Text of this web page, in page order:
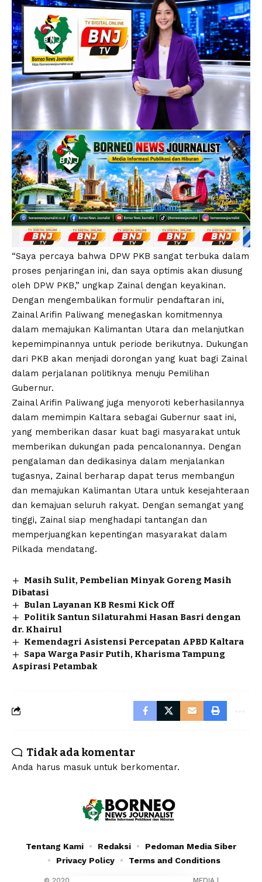
“Saya percaya bahwa DPW PKB sangat terbuka dalam
proses penjaringan ini, dan saya optimis akan diusung
oleh DPW PKB,” ungkap Zainal dengan keyakinan.
Dengan mengembalikan formulir pendaftaran ini,
Zainal Arifin Paliwang menegaskan komitmennya
dalam memajukan Kalimantan Utara dan melanjutkan
kepemimpinannya untuk periode berikutnya. Dukungan
dari PKB akan menjadi dorongan yang kuat bagi Zainal
dalam perjalanan politiknya menuju Pemilihan
Gubernur.
Zainal Arifin Paliwang juga menyoroti keberhasilannya
dalam memimpin Kaltara sebagai Gubernur saat ini,
yang memberikan dasar kuat bagi masyarakat untuk
memberikan dukungan pada pencalonannya. Dengan
pengalaman dan dedikasinya dalam menjalankan
tugasnya, Zainal berharap dapat terus membangun
dan memajukan Kalimantan Utara untuk kesejahteraan
dan kemajuan seluruh rakyat. Dengan semangat yang
tinggi, Zainal siap menghadapi tantangan dan
memperjuangkan kepentingan masyarakat dalam
Pilkada mendatang.
Masih Sulit, Pembelian Minyak Goreng Masih
Dibatasi
Bulan Layanan KB Resmi Kick Off
Politik Santun Silaturahmi Hasan Basri dengan
dr. Khairul
Kemendagri Asistensi Percepatan APBD Kaltara
Sapa Warga Pasir Putih, Kharisma Tampung
Aspirasi Petambak
Tidak ada komentar
Anda harus masuk untuk berkomentar.
© 2020 - 2024 - PT. YAFRAN BORNEO MULTIMEDIA |
Tentang Kami Redaksi
Pedoman Media Siber
Privacy Policy
Terms and Conditions